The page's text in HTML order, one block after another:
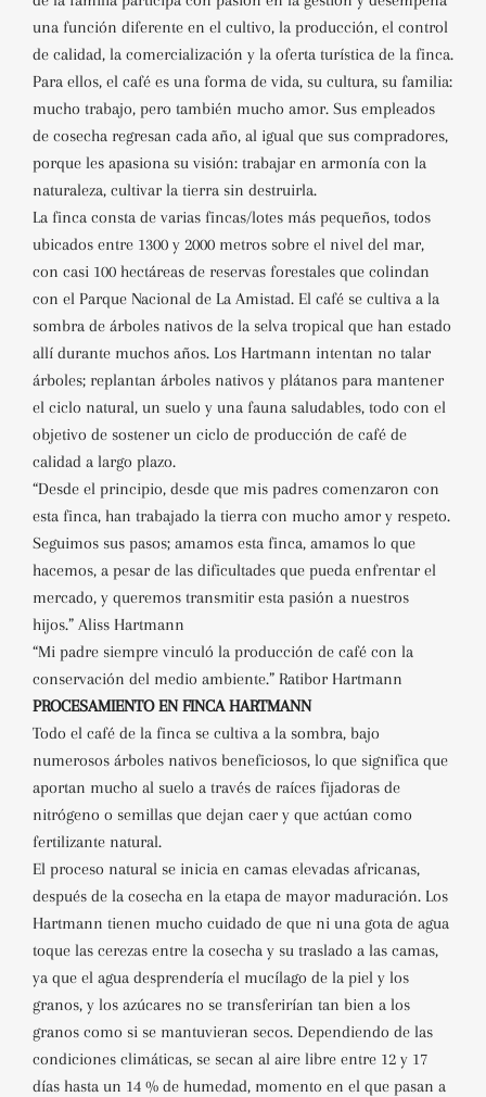
una función diferente en el cultivo, la producción, el control
de calidad, la comercialización y la oferta turística de la finca.
Para ellos, el café es una forma de vida, su cultura, su familia:
mucho trabajo, pero también mucho amor. Sus empleados
de cosecha regresan cada año, al igual que sus compradores,
porque les apasiona su visión: trabajar en armonía con la
naturaleza, cultivar la tierra sin destruirla.
La finca consta de varias fincas/lotes más pequeños, todos
ubicados entre 1300 y 2000 metros sobre el nivel del mar,
con casi 100 hectáreas de reservas forestales que colindan
con el Parque Nacional de La Amistad. El café se cultiva a la
sombra de árboles nativos de la selva tropical que han estado
allí durante muchos años. Los Hartmann intentan no talar
árboles; replantan árboles nativos y plátanos para mantener
el ciclo natural, un suelo y una fauna saludables, todo con el
objetivo de sostener un ciclo de producción de café de
calidad a largo plazo.
“Desde el principio, desde que mis padres comenzaron con
esta finca, han trabajado la tierra con mucho amor y respeto.
Seguimos sus pasos; amamos esta finca, amamos lo que
hacemos, a pesar de las dificultades que pueda enfrentar el
mercado, y queremos transmitir esta pasión a nuestros
hijos.” Aliss Hartmann
“Mi padre siempre vinculó la producción de café con la
conservación del medio ambiente.” Ratibor Hartmann
PROCESAMIENTO EN FINCA HARTMANN
Todo el café de la finca se cultiva a la sombra, bajo
numerosos árboles nativos beneficiosos, lo que significa que
aportan mucho al suelo a través de raíces fijadoras de
nitrógeno o semillas que dejan caer y que actúan como
fertilizante natural.
El proceso natural se inicia en camas elevadas africanas,
después de la cosecha en la etapa de mayor maduración. Los
Hartmann tienen mucho cuidado de que ni una gota de agua
toque las cerezas entre la cosecha y su traslado a las camas,
ya que el agua desprendería el mucílago de la piel y los
granos, y los azúcares no se transferirían tan bien a los
granos como si se mantuvieran secos. Dependiendo de las
condiciones climáticas, se secan al aire libre entre 12 y 17
días hasta un 14 % de humedad, momento en el que pasan a